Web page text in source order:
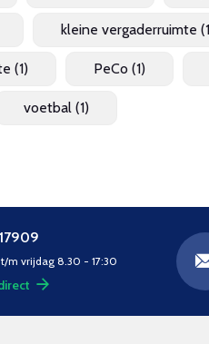
kleine vergaderruimte
(1) PeCo (1)
voetbal (1)
m vrijdag 8.30 - 17:30